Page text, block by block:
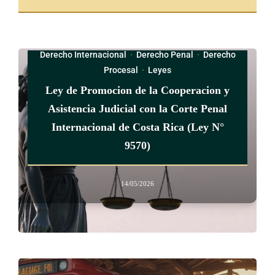
CAPÍTULO IV
ACTORES PRODUCTIVOS Y COMERCIALES
Ente rector
El Ministerio de Economía, Industria y Comercio (MEIC)
será el ente rector en materia de comercio justo, pero será
Ganadería (MAG).
Derecho Internacional · Derecho Penal · Derecho
Procesal
· Leyes
Ley de Promocion de la Cooperacion y
Asistencia Judicial con la Corte Penal
Internacional de Costa Rica (Ley N°
9570)
14/05/2026